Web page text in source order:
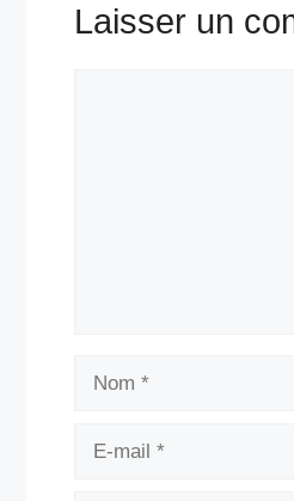
Laisser un